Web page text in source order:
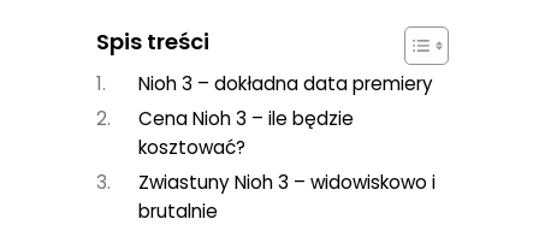
Spis treści
Nioh 3 – dokładna data premiery
Cena Nioh 3 – ile będzie
kosztować?
Zwiastuny Nioh 3 – widowiskowo i
brutalnie